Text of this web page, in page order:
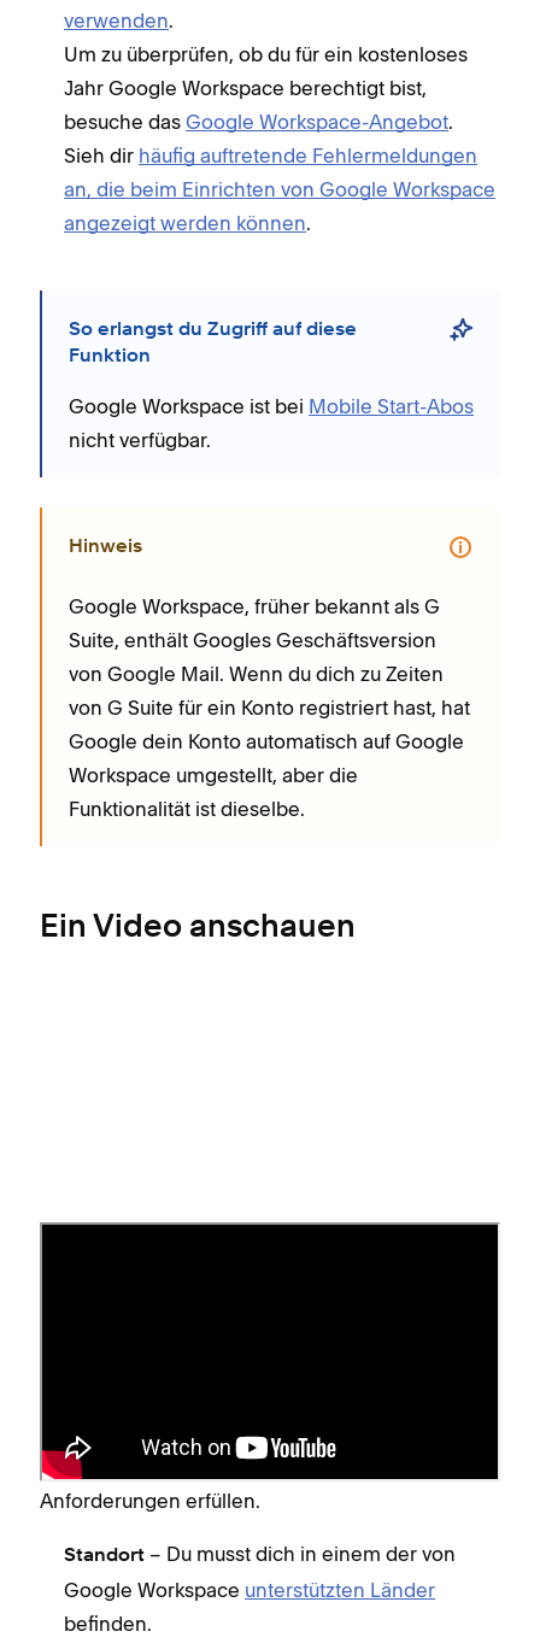
verwenden.
Um zu überprüfen, ob du für ein kostenloses
Jahr Google Workspace berechtigt bist,
besuche das Google Workspace-Angebot.
Sieh dir häufig auftretende Fehlermeldungen
an, die beim Einrichten von Google Workspace
angezeigt werden können.
So erlangst du Zugriff auf diese
Funktion
Google Workspace ist bei Mobile Start-Abos
nicht verfügbar.
Hinweis
Google Workspace, früher bekannt als G
Suite, enthält Googles Geschäftsversion
von Google Mail. Wenn du dich zu Zeiten
von G Suite für ein Konto registriert hast, hat
Google dein Konto automatisch auf Google
Workspace umgestellt, aber die
Funktionalität ist dieselbe.
Ein Video anschauen
oder einer Platzhalter-Seite aus für Google
Workspace zu registrieren, musst du diese
Anforderungen erfüllen.
Standort – Du musst dich in einem der von
Google Workspace unterstützten Länder
befinden.